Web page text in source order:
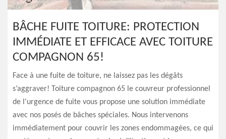
BÂCHE FUITE TOITURE: PROTECTION
IMMÉDIATE ET EFFICACE AVEC TOITURE
COMPAGNON 65!
Face à une fuite de toiture, ne laissez pas les dégâts
s’aggraver! Toiture compagnon 65 le couvreur professionnel
de l'urgence de fuite vous propose une solution immédiate
avec nos posés de bâches spéciales. Nous intervenons
immédiatement pour couvrir les zones endommagées, ce qui